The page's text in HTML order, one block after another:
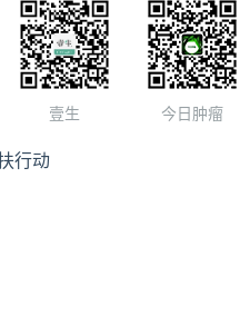
痛、头晕、乏力、恶心、呕
无腹痛、腹泻、下肢浮肿，就
后给予“奥司他韦、头孢硫脒
L，考虑心肌炎不
重，无尿，血压下降至70/
, BP 84/57mmHg（多巴胺5ml/
双肺呼吸音粗，未闻及明显啰
反跳痛肌紧张，双下肢无水肿
予多巴胺、间羟胺、丙种球蛋
心内科麻醉科急会诊立即收入
壹生 今日肿瘤
行动